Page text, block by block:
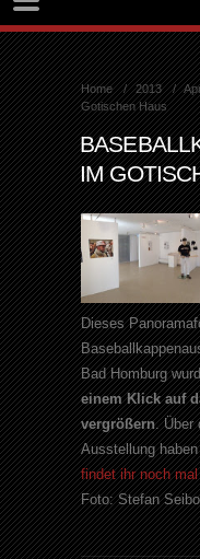
Home 2013
Gotischen Haus
IM
Dieses
Bad Homburg
einem Klick auf
vergrößern. Über
Ausstellung
findet ihr noch
Foto: Stefan